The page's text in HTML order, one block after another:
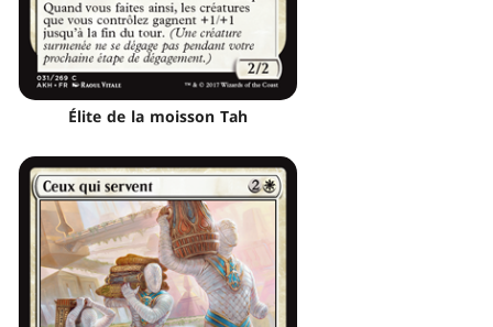
Élite de la moisson Tah